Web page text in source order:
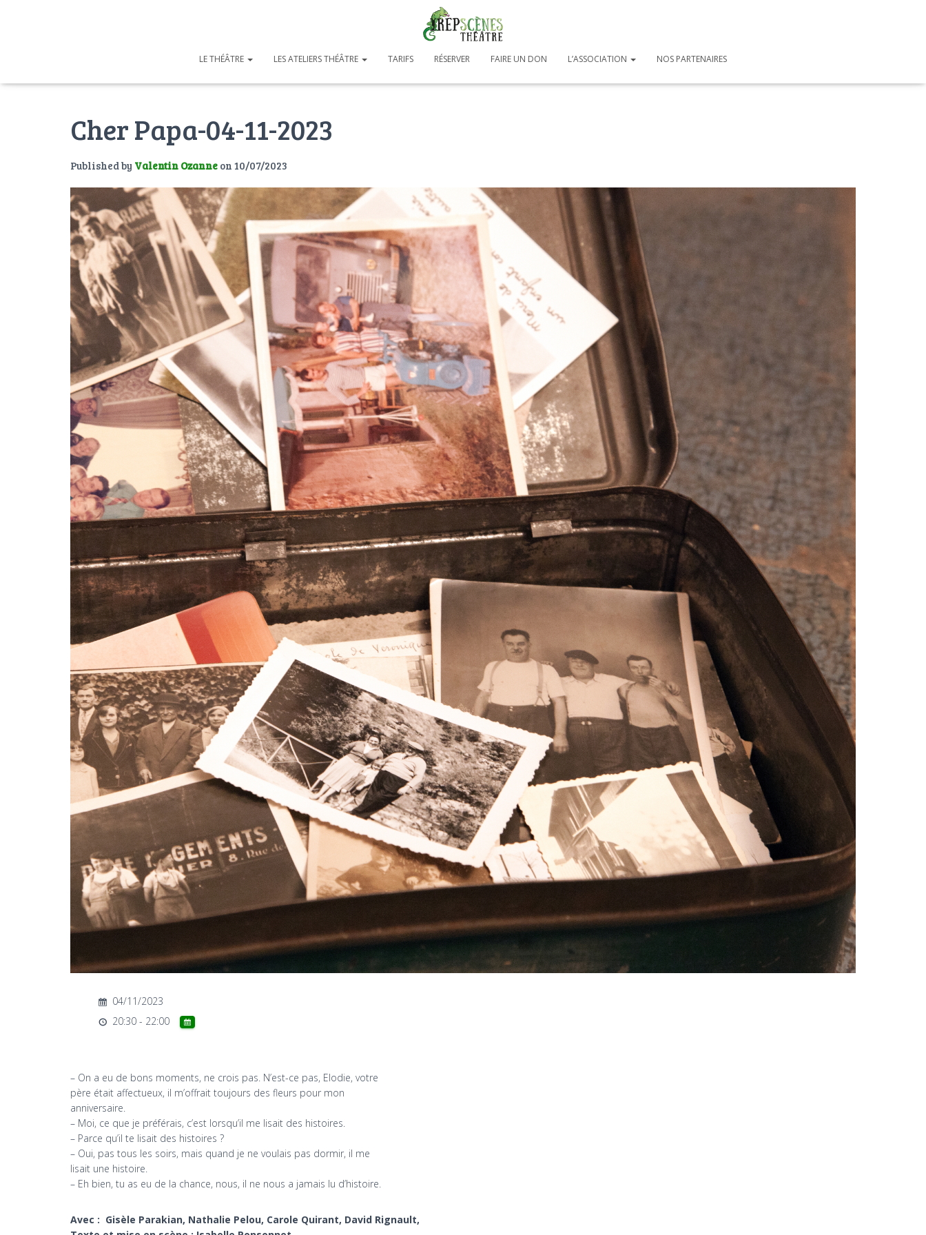
LE THÉÂTRE LES ATELIERS THÉÂTRE TARIFS RÉSERVER FAIRE UN DON L’ASSOCIATION NOS PARTENAIRES
Cher Papa-04-11-2023
Published by Valentin Ozanne on 10/07/2023
04/11/2023
20:30 - 22:00
– On a eu de bons moments, ne crois pas. N’est-ce pas, Elodie, votre
père était affectueux, il m’offrait toujours des fleurs pour mon
anniversaire.
– Moi, ce que je préférais, c’est lorsqu’il me lisait des histoires.
– Parce qu’il te lisait des histoires ?
– Oui, pas tous les soirs, mais quand je ne voulais pas dormir, il me
lisait une histoire.
– Eh bien, tu as eu de la chance, nous, il ne nous a jamais lu d’histoire.
Avec : Gisèle Parakian, Nathalie Pelou, Carole Quirant, David Rignault,